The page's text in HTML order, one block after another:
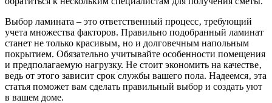
Выбор ламината – это ответственный процесс‚ требующий
учета множества факторов. Правильно подобранный ламинат
станет не только красивым‚ но и долговечным напольным
покрытием. Обязательно учитывайте особенности помещения
и предполагаемую нагрузку. Не стоит экономить на качестве‚
ведь от этого зависит срок службы вашего пола. Надеемся‚ эта
статья поможет вам сделать правильный выбор и создать уют
в вашем доме.